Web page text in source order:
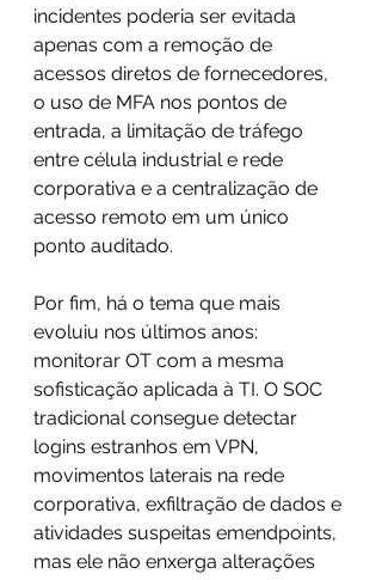
incidentes poderia ser evitada
apenas com a remoção de
acessos diretos de fornecedores,
o uso de MFA nos pontos de
entrada, a limitação de tráfego
entre célula industrial e rede
corporativa e a centralização de
acesso remoto em um único
ponto auditado.
Por fim, há o tema que mais
evoluiu nos últimos anos:
monitorar OT com a mesma
sofisticação aplicada à TI. O SOC
tradicional consegue detectar
logins estranhos em VPN,
movimentos laterais na rede
corporativa, exfiltração de dados e
atividades suspeitas emendpoints,
mas ele não enxerga alterações